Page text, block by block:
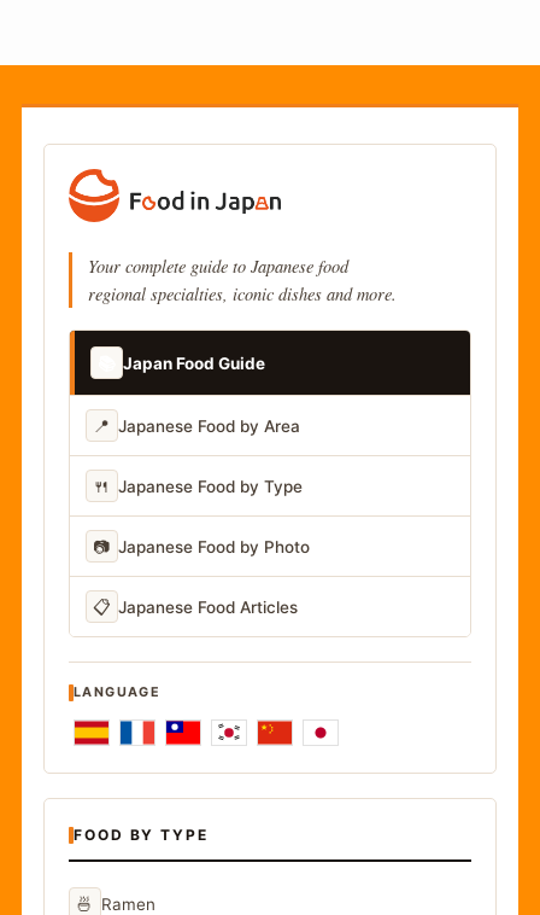
Your complete guide to Japanese food
regional specialties, iconic dishes and more.
Japan Food Guide
📍 Japanese Food by Area
🍴 Japanese Food by Type
📷 Japanese Food by Photo
📋 Japanese Food Articles
LANGUAGE
FOOD BY TYPE
🍜 Ramen